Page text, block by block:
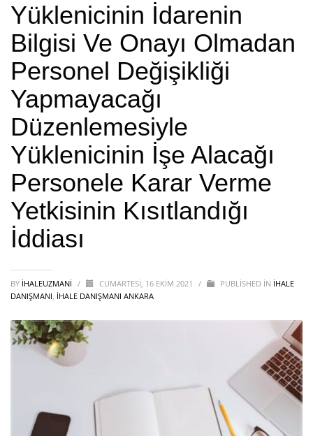
Yüklenicinin İdarenin
Bilgisi Ve Onayı Olmadan
Personel Değişikliği
Yapmayacağı
Düzenlemesiyle
Yüklenicinin İşe Alacağı
Personele Karar Verme
Yetkisinin Kısıtlandığı
İddiası
BY IHALEUZMANI / CUMARTESI, 16 EKIM 2021 / PUBLISHED IN İHALE
DANIŞMANI, İHALE DANIŞMANI ANKARA